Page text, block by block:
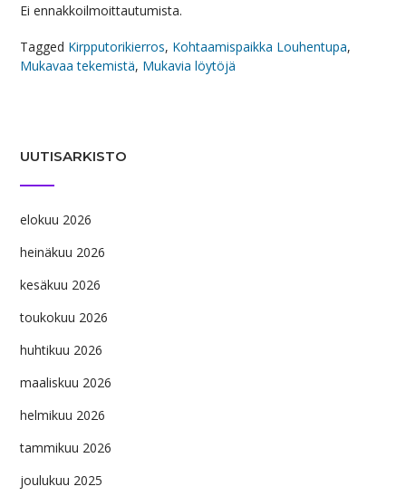
Ei ennakkoilmoittautumista.
Tagged Kirpputorikierros, Kohtaamispaikka Louhentupa,
Mukavaa tekemistä, Mukavia löytöjä
UUTISARKISTO
elokuu 2026
heinäkuu 2026
kesäkuu 2026
toukokuu 2026
huhtikuu 2026
maaliskuu 2026
helmikuu 2026
tammikuu 2026
joulukuu 2025